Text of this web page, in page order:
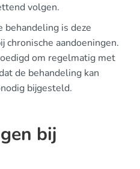
volgen.
is deze
chronische aandoeningen.
om regelmatig met
de behandeling kan
bijgesteld.
bij